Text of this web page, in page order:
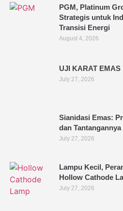
PGM, Platinum
Strategis untuk
Transisi Energi
August 4, 2026
UJI KARAT EMAS
July 27, 2026
Sianidasi Emas:
dan Tantangannya
July 27, 2026
Lampu Kecil,
Hollow Cathode
July 27, 2026